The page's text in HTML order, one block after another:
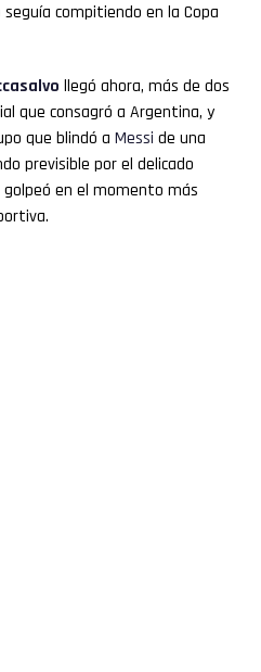
compitiendo en la Copa
llegó ahora, más de dos
que consagró a Argentina, y
que blindó a Messi de una
previsible por el delicado
en el momento más